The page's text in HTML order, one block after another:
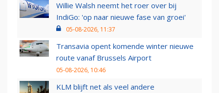
Willie Walsh neemt het roer over bij
IndiGo: 'op naar nieuwe fase van groei'
05-08-2026, 11:37
Transavia opent komende winter nieuwe
route vanaf Brussels Airport
05-08-2026, 10:46
KLM blijft net als veel andere